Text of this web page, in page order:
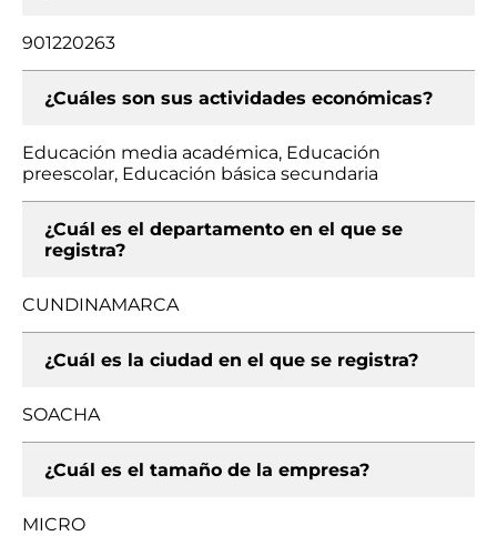
901220263
¿Cuáles son sus actividades económicas?
Educación media académica, Educación
preescolar, Educación básica secundaria
¿Cuál es el departamento en el que se
registra?
CUNDINAMARCA
¿Cuál es la ciudad en el que se registra?
SOACHA
¿Cuál es el tamaño de la empresa?
MICRO